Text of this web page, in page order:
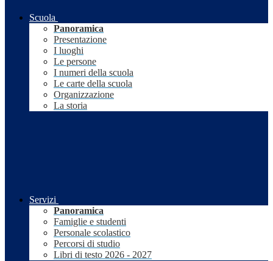
Scuola
Panoramica
Presentazione
I luoghi
Le persone
I numeri della scuola
Le carte della scuola
Organizzazione
La storia
Servizi
Panoramica
Famiglie e studenti
Personale scolastico
Percorsi di studio
Libri di testo 2026 - 2027